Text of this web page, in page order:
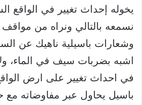
يخوله إحداث تغيير في الواقع
نسمعه بالتالي ونراه من
وشعارات باسيلية ناهيك عن
اشبه بضربات سيف في الماء، ولا
في احداث تغيير على ارض
باسيل يحاول عبر مفاوضاته